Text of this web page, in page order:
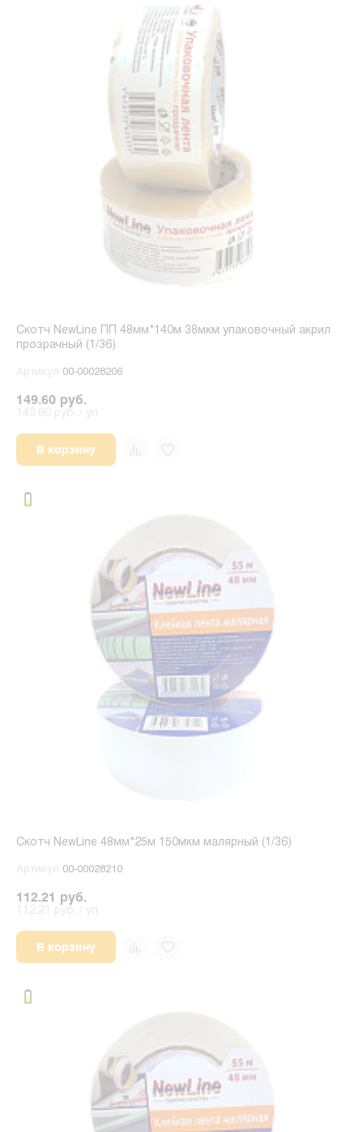
Скотч NewLine ПП 48мм*140м 38мкм упаковочный акрил
прозрачный (1/36)
Артикул 00-00028206
149.60 руб.
В корзину
Скотч NewLine 48мм*25м 150мкм малярный (1/36)
Артикул 00-00028210
112.21 руб.
В корзину